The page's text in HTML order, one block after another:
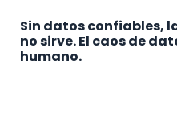
Sin datos confiables,
no sirve. El caos de
humano.